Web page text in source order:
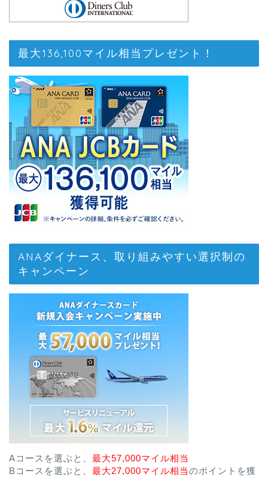
最大136,100マイル相当プレゼント！
ANAダイナース、取り組みやすい選択制の
キャンペーン
Aコースを選ぶと、 最大57,000マイル相当
Bコースを選ぶと、 最大27,000マイル相当のポイントを獲